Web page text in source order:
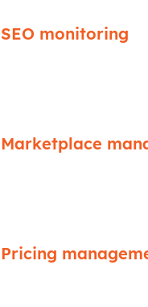
SEO monitoring
Marketplace
Pricing